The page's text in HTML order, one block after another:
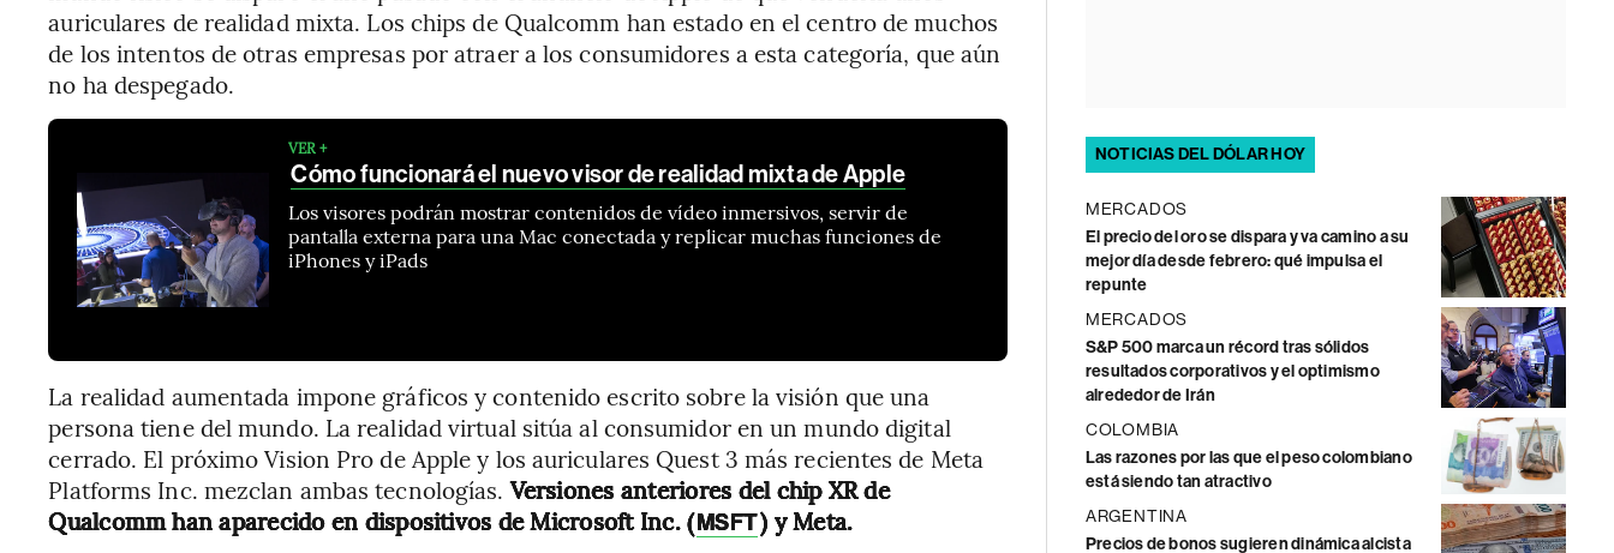
auriculares de realidad mixta. Los chips de Qualcomm han estado en el centro de muchos
de los intentos de otras empresas por atraer a los consumidores a esta categoría, que aún
no ha despegado.
VER +
Cómo funcionará el nuevo visor de realidad mixta de Apple
Los visores podrán mostrar contenidos de vídeo inmersivos, servir de
pantalla externa para una Mac conectada y replicar muchas funciones de
iPhones y iPads
La realidad aumentada impone gráficos y contenido escrito sobre la visión que una
persona tiene del mundo. La realidad virtual sitúa al consumidor en un mundo digital
cerrado. El próximo Vision Pro de Apple y los auriculares Quest 3 más recientes de Meta
Platforms Inc. mezclan ambas tecnologías.Versiones anteriores del chip XR de
Qualcomm han aparecido en dispositivos de Microsoft Inc. (MSFT) y Meta.
NOTICIAS DEL DÓLAR HOY
MERCADOS
El precio del oro se dispara y va camino a su
mejor día desde febrero: qué impulsa el
repunte
MERCADOS
S&P 500 marca un récord tras sólidos
resultados corporativos y el optimismo
alrededor de Irán
COLOMBIA
Las razones por las que el peso colombiano
está siendo tan atractivo
ARGENTINA
Precios de bonos sugieren dinámica alcista